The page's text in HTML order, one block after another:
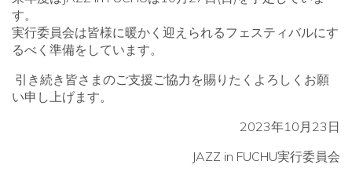
す。
実行委員会は皆様に暖かく迎えられるフェスティバルにす
るべく準備をしています。
引き続き皆さまのご支援ご協力を賜りたくよろしくお願
い申し上げます。
2023年10 月23 日
JAZZ in FUCHU実行委員会